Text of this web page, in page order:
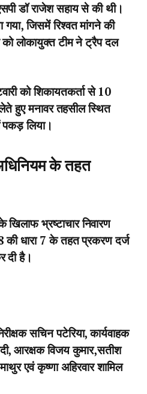
डॉ राजेश सहाय से की थी।
गया, जिसमें रिश्वत मांगने की
लोकायुक्त टीम ने ट्रैप दल
को शिकायतकर्ता से 10
हुए मनावर तहसील स्थित
पकड़ लिया।
के तहत
भ्रष्टाचार निवारण
धारा 7 के तहत प्रकरण दर्ज
दी है।
सचिन पटेरिया, कार्यवाहक
आरक्षक विजय कुमार,सतीश
एवं कृष्णा अहिरवार शामिल